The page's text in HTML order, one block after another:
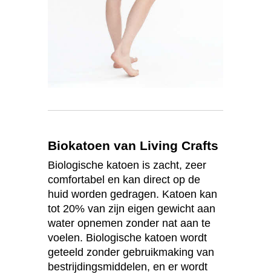
Biokatoen van Living Crafts
Biologische katoen is zacht, zeer
comfortabel en kan direct op de
huid worden gedragen. Katoen kan
tot 20% van zijn eigen gewicht aan
water opnemen zonder nat aan te
voelen. Biologische katoen wordt
geteeld zonder gebruikmaking van
bestrijdingsmiddelen, en er wordt